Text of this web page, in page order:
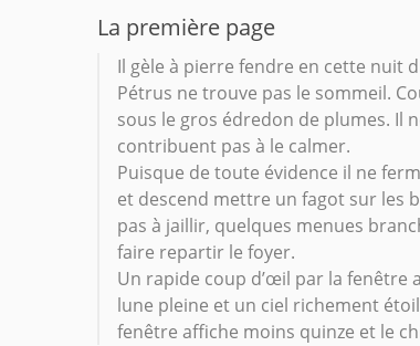
La première page
Il gèle à pierre fendre en cette nuit
Pétrus ne trouve pas le sommeil.
sous le gros édredon de plumes. Il
contribuent pas à le calmer.
Puisque de toute évidence il ne
et descend mettre un fagot sur les
pas à jaillir, quelques menues
faire repartir le foyer.
Un rapide coup d’œil par la fenêtre
lune pleine et un ciel richement
fenêtre affiche moins quinze et le